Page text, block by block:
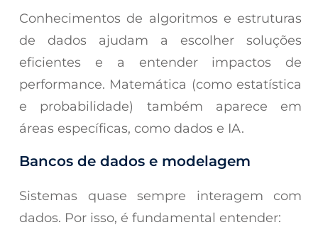
Conhecimentos de algoritmos e estruturas
de dados ajudam a escolher soluções
eficientes e a entender impactos de
performance. Matemática (como estatística
e probabilidade) também aparece em
áreas específicas, como dados e IA.
Bancos de dados e modelagem
Sistemas quase sempre interagem com
dados. Por isso, é fundamental entender: